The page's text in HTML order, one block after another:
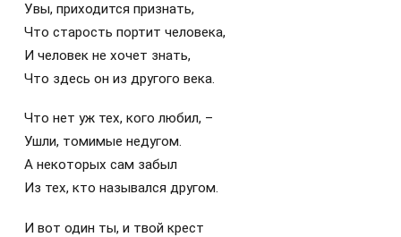
Увы, приходится признать,
Что старость портит человека,
И человек не хочет знать,
Что здесь он из другого века.
Что нет уж тех, кого любил, –
Ушли, томимые недугом.
А некоторых сам забыл
Из тех, кто назывался другом.
И вот один ты, и твой крест